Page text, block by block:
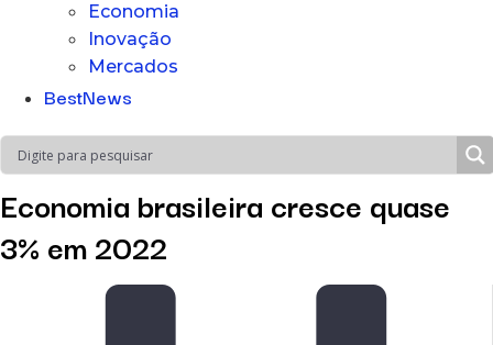
Economia
Inovação
Mercados
BestNews
Economia brasileira cresce quase
3% em 2022